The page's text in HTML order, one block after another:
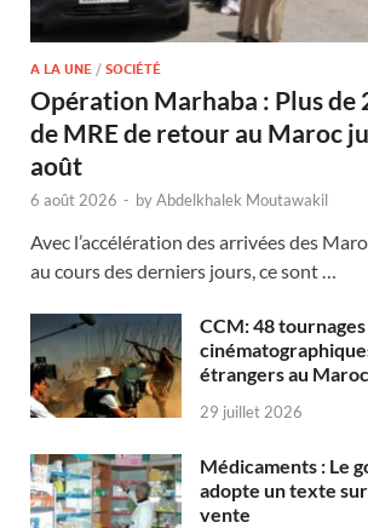
A LA UNE / SOCIÉTÉ
Opération Marhaba : Plus de
de MRE de retour au Maroc
août
6 août 2026 - byAbdelkhalek Moutawakil
Avec l’accélération des arrivées des
au cours des derniers jours, ce sont …
CCM: 48 tournages
étrangers au
29 juillet 2026
Médicaments : Le
adopte un texte
vente